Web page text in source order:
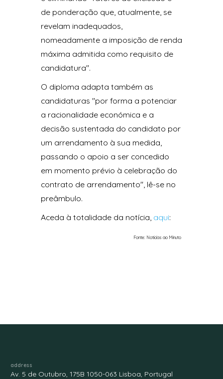
de ponderação que, atualmente, se
revelam inadequados,
nomeadamente a imposição de renda
máxima admitida como requisito de
candidatura".
O diploma adapta também as
candidaturas "por forma a potenciar
a racionalidade económica e a
decisão sustentada do candidato por
um arrendamento à sua medida,
passando o apoio a ser concedido
em momento prévio à celebração do
contrato de arrendamento", lê-se no
preâmbulo.
Aceda à totalidade da notícia, aqui:
Fonte: Noticias ao Minuto
address
Av. 5 de Outubro, 175B 1050-063 Lisboa, Portugal